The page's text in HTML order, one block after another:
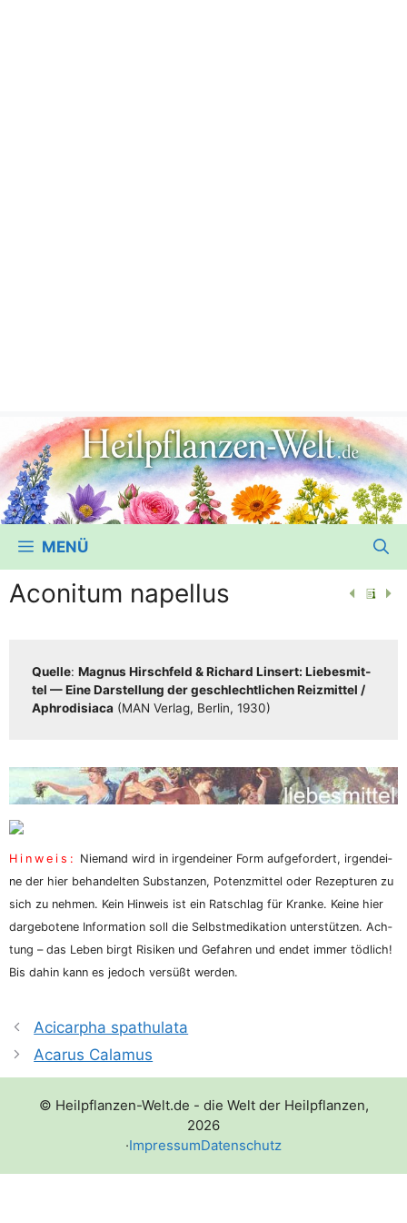
MENÜ
Aconitum napellus
Quel­le: Magnus Hirsch­feld & Richard Lin­sert: Lie­bes­mit­
tel — Eine Dar­stel­lung der geschlecht­li­chen Reiz­mit­tel /​​
Aphro­di­sia­ca (MAN Ver­lag, Ber­lin, 1930)
Hin­weis: Nie­mand wird in irgend­ei­ner Form auf­ge­for­dert, irgend­ei­
ne der hier behan­del­ten Sub­stan­zen, Potenz­mit­tel oder Rezep­tu­ren zu
sich zu neh­men. Kein Hin­weis ist ein Rat­schlag für Kran­ke. Kei­ne hier
dar­ge­bo­te­ne Infor­ma­ti­on soll die Selbst­me­di­ka­ti­on unter­stüt­zen. Ach­
tung – das Leben birgt Risi­ken und Gefah­ren und endet immer töd­lich!
Bis dahin kann es jedoch ver­süßt werden.
Acicarpha spathulata
Acarus Calamus
© Heilpflanzen-Welt.de - die Welt der Heilpflanzen,
2026
·ImpressumDatenschutz